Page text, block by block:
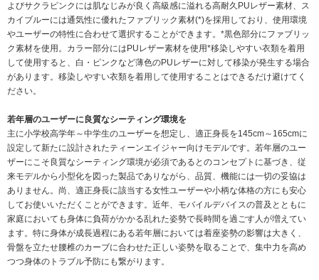
よびサクラピンクには肌なじみが良く高級感に溢れる高耐久PUレザー素材、ス
カイブルーには通気性に優れたファブリック素材(*)を採用しており、使用環境
やユーザーの特性に合わせて選択することができます。*黒色部分にファブリッ
ク素材を使用。カラー部分にはPUレザー素材を使用*移染しやすい衣類を着用
して使用すると、白・ピンクなど薄色のPUレザーに対して移染が発生する場合
があります。移染しやすい衣類を着用して使用することはできるだけ避けてく
ださい。
若年層のユーザーに良質なシーティング環境を
主に小学校高学年～中学生のユーザーを想定し、適正身長を145cm～165cmに
設定して新たに設計されたティーンエイジャー向けモデルです。若年層のユー
ザーにこそ良質なシーティング環境が必須であるとのコンセプトに基づき、従
来モデルから小型化を図った製品でありながら、品質、機能には一切の妥協は
ありません。尚、適正身長に該当する女性ユーザーや小柄な体格の方にも安心
してお使いいただくことができます。近年、モバイルデバイスの普及とともに
家庭においても身体に負荷がかかる乱れた姿勢で長時間を過ごす人が増えてい
ます。特に身体が成長過程にある若年層においては着座姿勢の影響は大きく、
骨盤を立たせ腰椎のカーブに合わせた正しい姿勢を取ることで、集中力を高め
つつ身体のトラブル予防にも繋がります。